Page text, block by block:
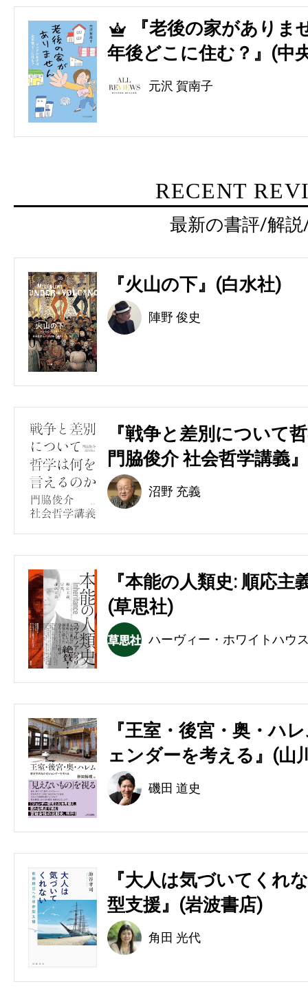
5
『老後の家があり
年後どこに住む？』(中
元沢 賀南子
RECENT
最新の書評/解
『火山の下』(白水社)
陣野 俊史
『戦争と差別について
門脇俊介 社会哲学講義
沼野 充義
『本能の人類史: 順応
(草思社)
ハーヴィー・ホワイトハウ
『王室・後宮・奥・ハ
ェンダーを考える』(山
磯田 道史
『大人は気づいてくれ
型支援』(岩波書店)
角田 光代